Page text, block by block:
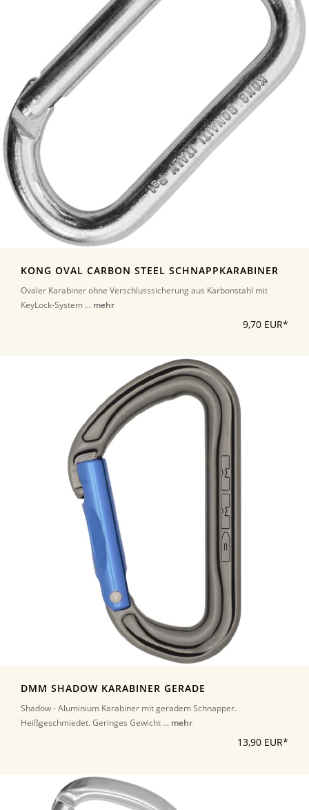
KONG OVAL CARBON STEEL SCHNAPPKARABINER
Ovaler Karabiner ohne Verschlusssicherung aus Karbonstahl mit
KeyLock-System ... mehr
9,70 EUR*
DMM SHADOW KARABINER GERADE
Shadow - Aluminium Karabiner mit geradem Schnapper.
Heißgeschmiedet. Geringes Gewicht ... mehr
13,90 EUR*